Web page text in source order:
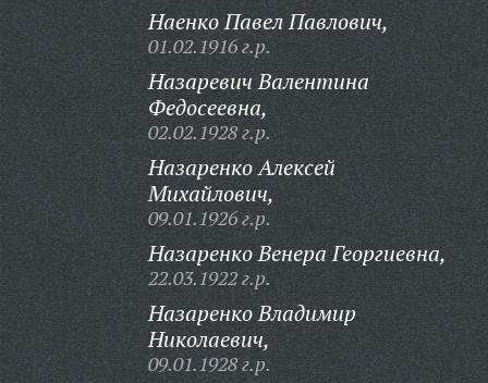
Наенко Павел Павлович,
01.02.1916 г.р.
Назаревич Валентина
Федосеевна,
02.02.1928 г.р.
Назаренко Алексей
Михайлович,
09.01.1926 г.р.
Назаренко Венера Георгиевна,
22.03.1922 г.р.
Назаренко Владимир
Николаевич,
09.01.1928 г.р.